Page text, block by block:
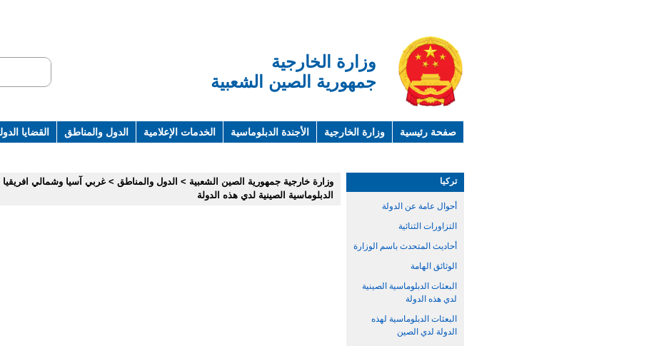
وزارة الخارجية
جمهورية الصين الشعبية
صفحة رئيسية وزارة الخارجية الأجندة الدبلوماسية الخدمات الإعلامية الدول والمناطق
القضايا
تركيا
أحوال عامة عن الدولة
التزاورات الثنائية
أحاديث المتحدث باسم الوزارة
الوثائق الهامة
البعثات الدبلوماسية الصينية
لدي هذه الدولة
البعثات الدبلوماسية لهذه
الدولة لدي الصين
وزارة خارجية جمهورية الصين الشعبية > الدول والمناطق > غربي آسيا وشمالي افريقيا
الدبلوماسية الصينية لدي هذه الدولة